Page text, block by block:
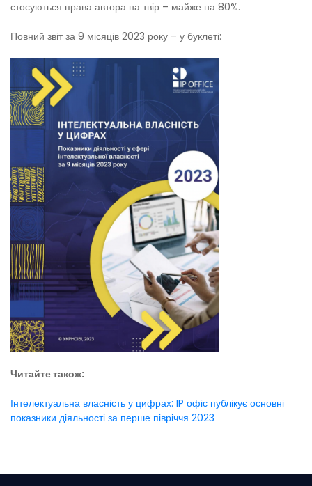
стосуються права автора на твір – майже на 80%.
Повний звіт за 9 місяців 2023 року – у буклеті:
Читайте також:
Інтелектуальна власність у цифрах: IP офіс публікує основні
показники діяльності за перше півріччя 2023